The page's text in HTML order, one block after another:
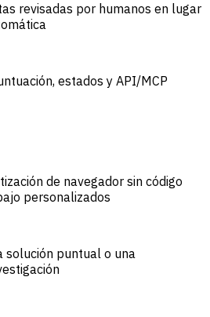
revisadas por humanos en lugar
estados y API/MCP
de navegador sin código
personalizados
solución puntual o una